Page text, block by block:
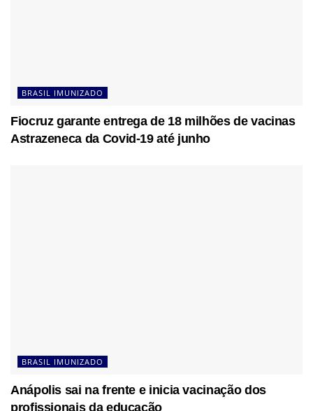
BRASIL IMUNIZADO
Fiocruz garante entrega de 18 milhões de vacinas
Astrazeneca da Covid-19 até junho
BRASIL IMUNIZADO
Anápolis sai na frente e inicia vacinação dos
profissionais da educação